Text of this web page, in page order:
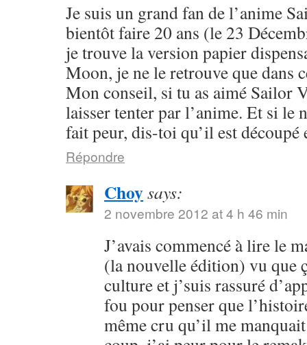
Je suis un grand fan de l’anime
bientôt faire 20 ans (le 23
je trouve la version papier
Moon, je ne le retrouve que dans
Mon conseil, si tu as aimé Sailor
laisser tenter par l’anime. Et si le
fait peur, dis-toi qu’il est découpé
Répondre
Choysays:
2 novembre 2012 at 4 h 46 min
J’avais commencé à lire le
(la nouvelle édition) vu que
culture et j’suis rassuré
fou pour penser que
même cru qu’il me